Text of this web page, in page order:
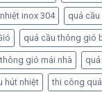
inox 304 quả cầu
quả cầu thông gió
gió mái nhà
hút nhiệt thi công